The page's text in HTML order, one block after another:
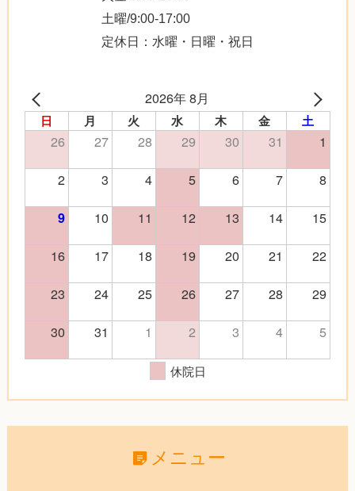
土曜/9:00-17:00
定休日：水曜・日曜・祝日
2026年 8月
日 月 火 水 木 金 土
26 27 28 29 30 31
1
2
3 4 5 6 7 8
9 10 11 12 13 14
15
16
17 18 19 20 21
22
23
24 25 26 27 28
29
30
31 1 2 3 4 5
休院日
メニュー